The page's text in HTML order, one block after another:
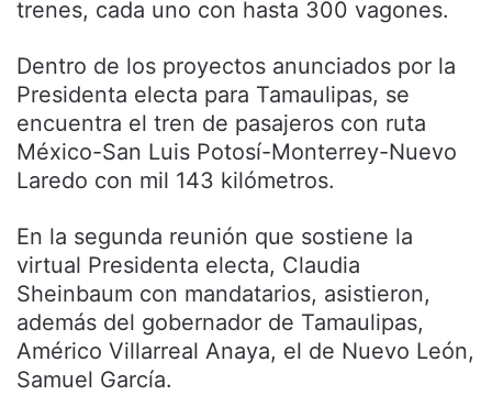
trenes, cada uno con hasta 300 vagones.
Dentro de los proyectos anunciados por la
Presidenta electa para Tamaulipas, se
encuentra el tren de pasajeros con ruta
México-San Luis Potosí-Monterrey-Nuevo
Laredo con mil 143 kilómetros.
En la segunda reunión que sostiene la
virtual Presidenta electa, Claudia
Sheinbaum con mandatarios, asistieron,
además del gobernador de Tamaulipas,
Américo Villarreal Anaya, el de Nuevo León,
Samuel García.